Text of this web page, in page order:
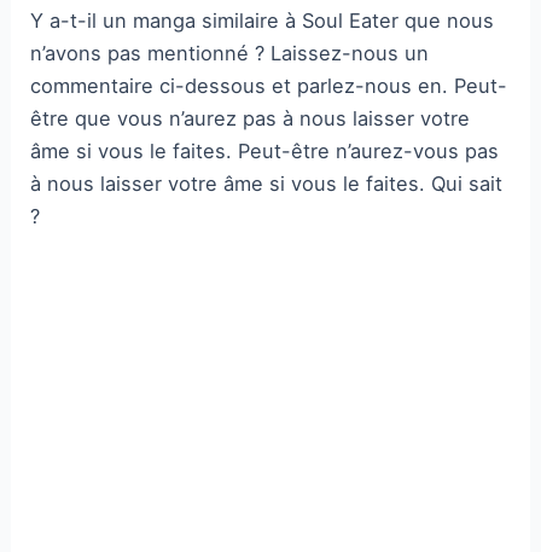
Y a-t-il un manga similaire à Soul Eater que nous
n’avons pas mentionné ? Laissez-nous un
commentaire ci-dessous et parlez-nous en. Peut-
être que vous n’aurez pas à nous laisser votre
âme si vous le faites. Peut-être n’aurez-vous pas
à nous laisser votre âme si vous le faites. Qui sait
?